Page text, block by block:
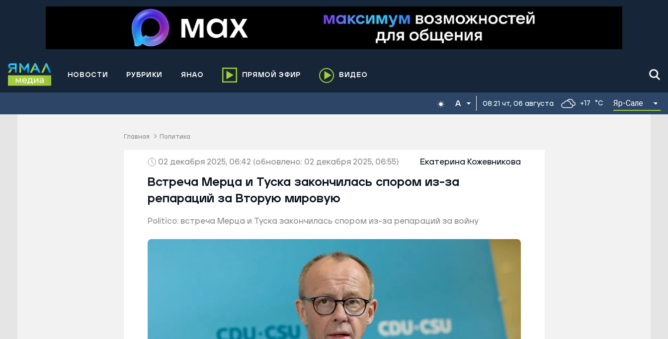
НОВОСТИ РУБРИКИ ЯНАО
район
Муравленко
Новый Уренгой
Приуральский район
ПРЯМОЙ ЭФИР ВИДЕО
08:21 чт, 06 августа +17 °C Яр-Сале
Главная Политика
02 декабря 2025, 06:42 (обновлено: 02 декабря 2025, 06:55) Екатерина Кожевникова
Встреча Мерца и Туска закончилась спором из-за
репараций за Вторую мировую
Politico: встреча Мерца и Туска закончилась спором из-за репараций за войну